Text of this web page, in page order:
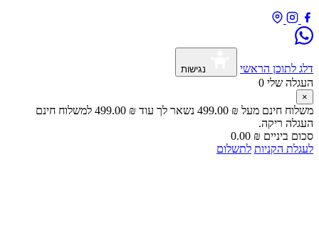
לתוכן הראשי נגישות
שלי 0
חינם מעל₪
499.00 נשאר לך עוד₪
499.00
למשלוח חינם
ריקה.
ביניים ₪
0.00
הקניות לתשלום